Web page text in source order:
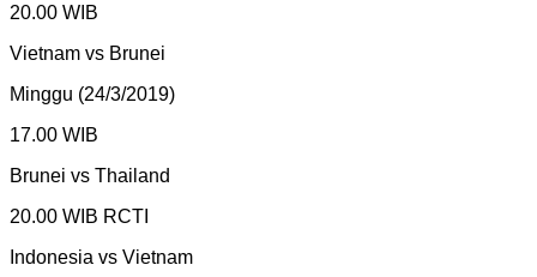
20.00 WIB
Vietnam vs Brunei
Minggu (24/3/2019)
17.00 WIB
Brunei vs Thailand
20.00 WIB RCTI
Indonesia vs Vietnam